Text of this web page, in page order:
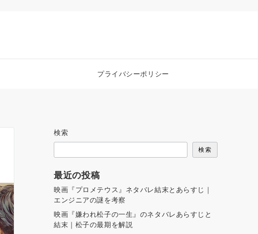
プライバシーポリシー
検索
検索
最近の投稿
映画『プロメテウス』ネタバレ結末とあらすじ｜
エンジニアの謎を考察
映画『嫌われ松子の一生』のネタバレあらすじと
結末｜松子の最期を解説